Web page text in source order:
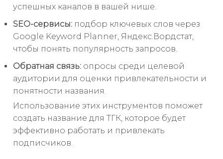
успешных каналов в вашей нише.
SEO-сервисы: подбор ключевых слов через
Google Keyword Planner, Яндекс.Вордстат,
чтобы понять популярность запросов.
Обратная связь: опросы среди целевой
аудитории для оценки привлекательности и
понятности названия.
Использование этих инструментов поможет
создать название для ТГК, которое будет
эффективно работать и привлекать
подписчиков.